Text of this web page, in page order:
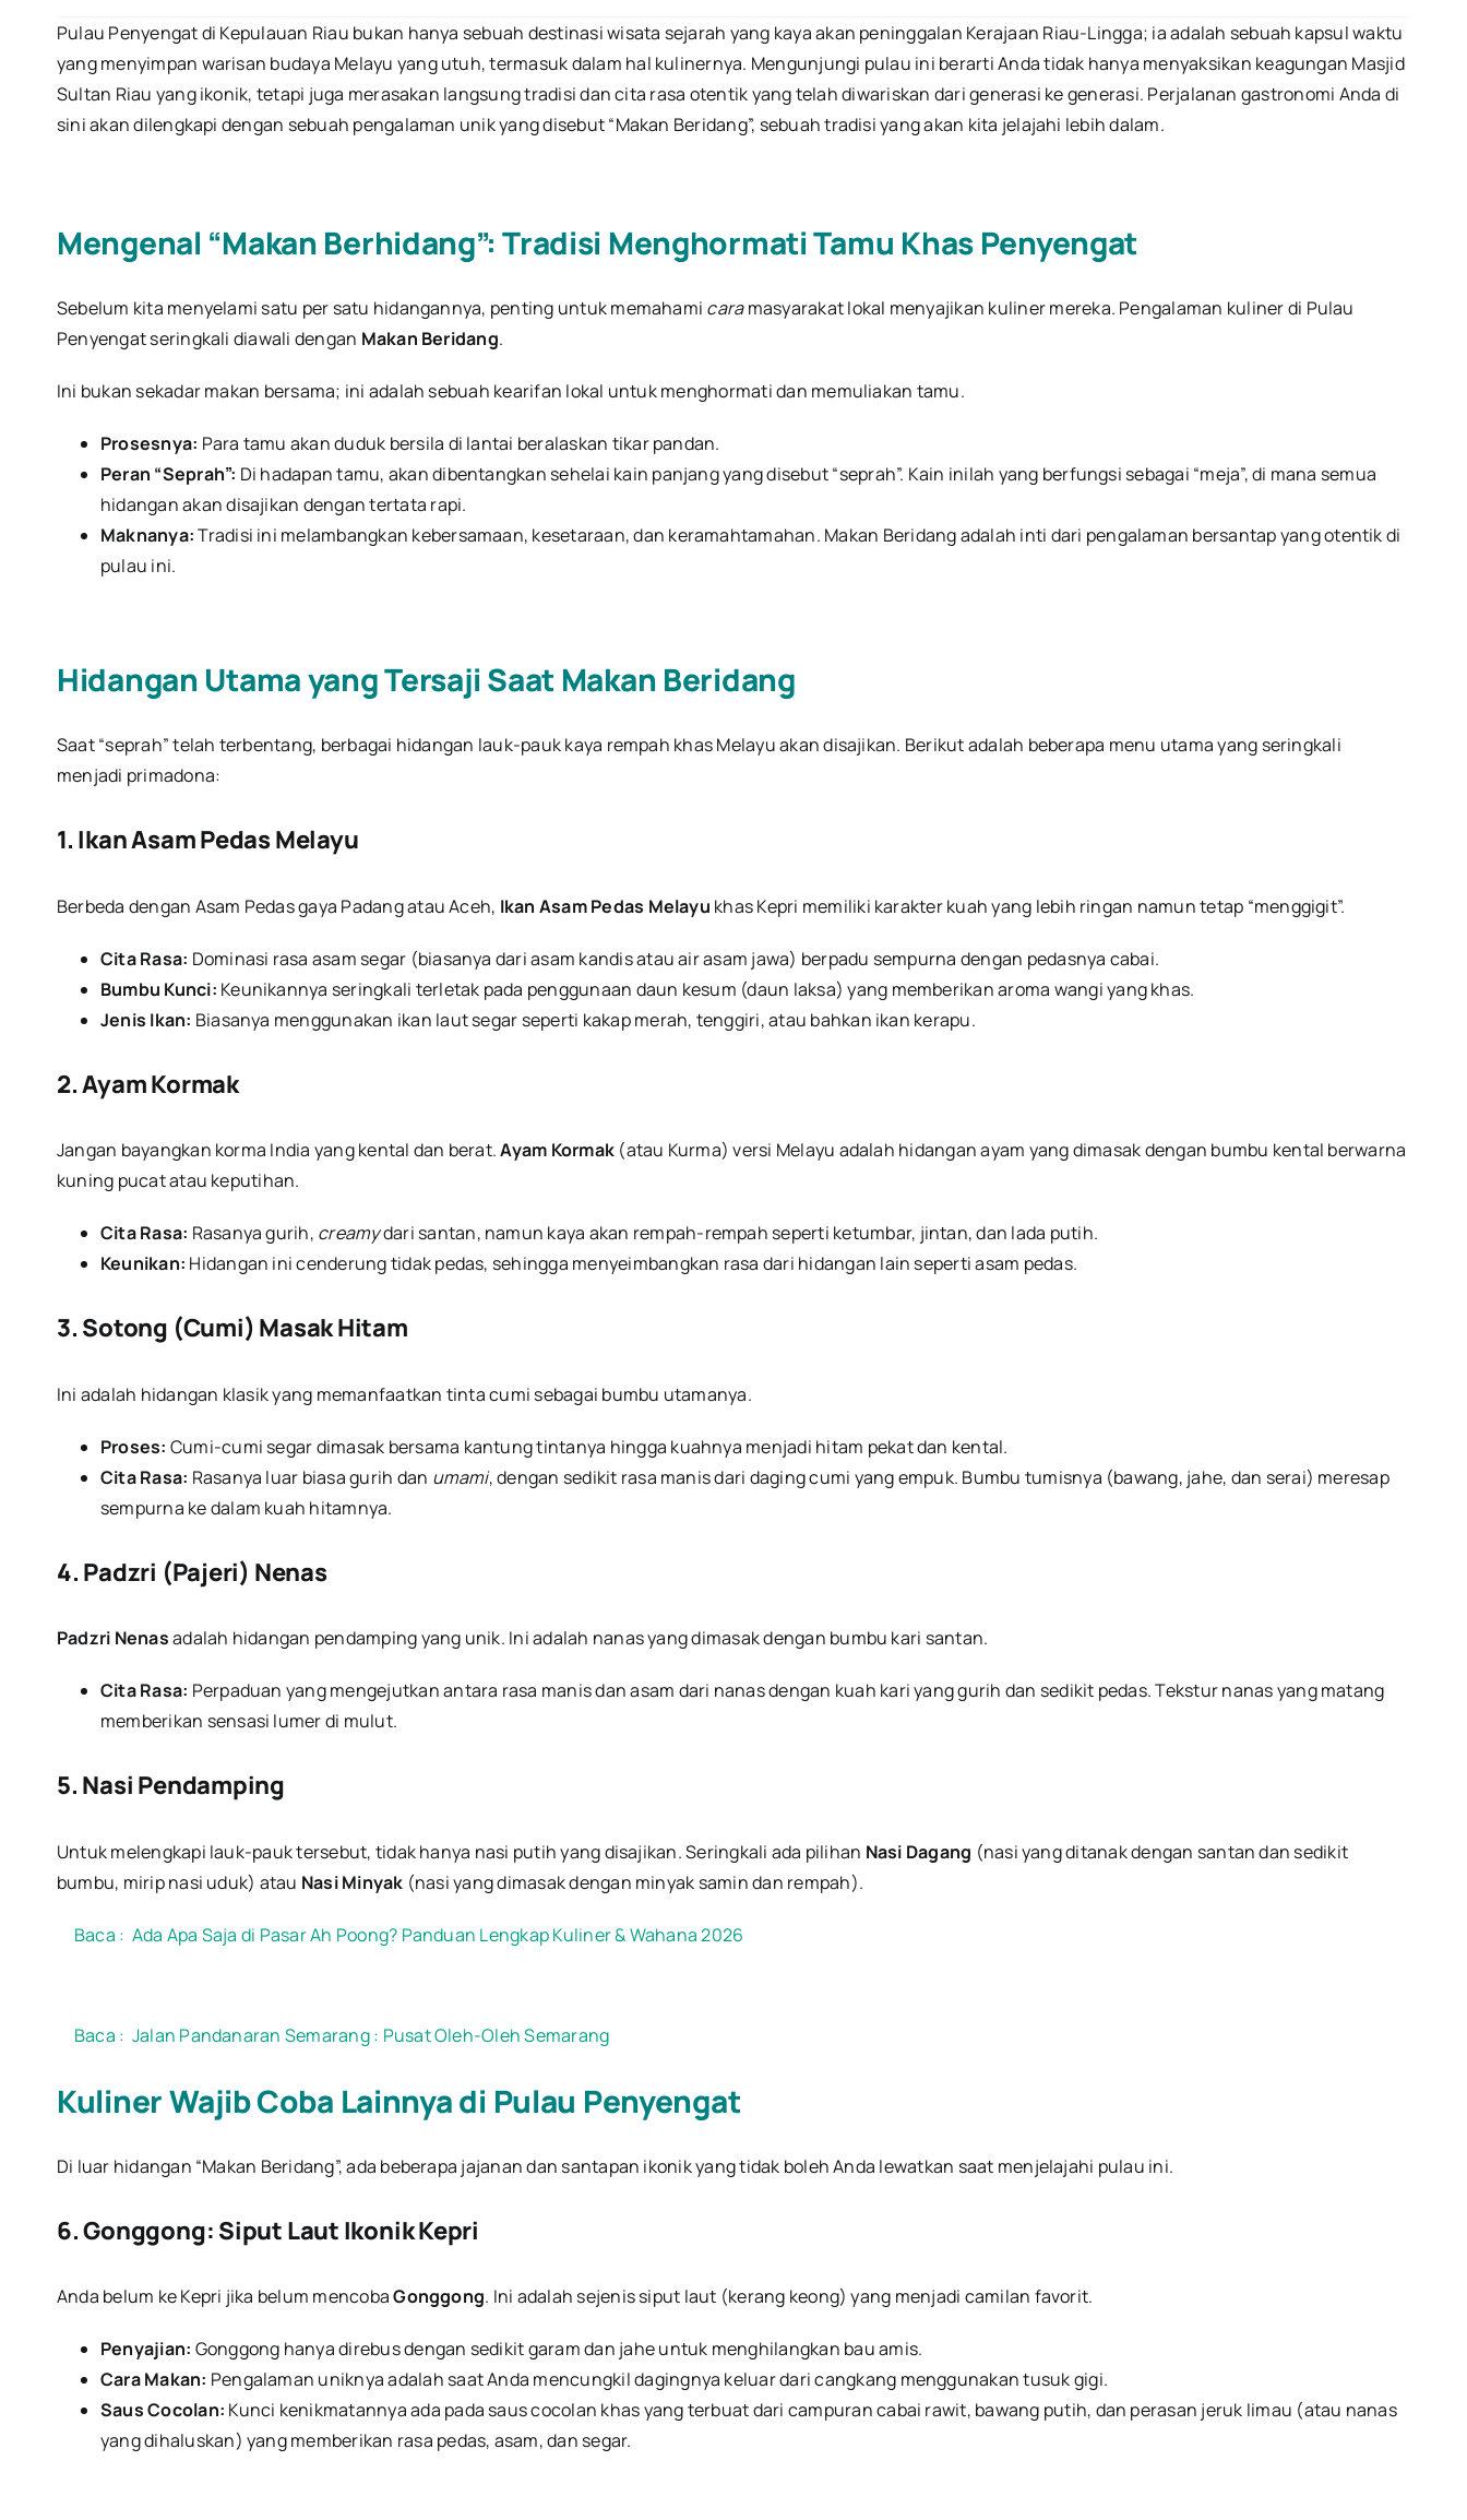
Pulau Penyengat di Kepulauan Riau bukan hanya sebuah destinasi wisata sejarah yang kaya akan peninggalan Kerajaan Riau-Lingga; ia adalah sebuah kapsul waktu
yang menyimpan warisan budaya Melayu yang utuh, termasuk dalam hal kulinernya. Mengunjungi pulau ini berarti Anda tidak hanya menyaksikan keagungan Masjid
Sultan Riau yang ikonik, tetapi juga merasakan langsung tradisi dan cita rasa otentik yang telah diwariskan dari generasi ke generasi. Perjalanan gastronomi Anda di
sini akan dilengkapi dengan sebuah pengalaman unik yang disebut “Makan Beridang”, sebuah tradisi yang akan kita jelajahi lebih dalam.
Mengenal “Makan Berhidang”: Tradisi Menghormati Tamu Khas Penyengat
Sebelum kita menyelami satu per satu hidangannya, penting untuk memahami caramasyarakat lokal menyajikan kuliner mereka. Pengalaman kuliner di Pulau
Penyengat seringkali diawali dengan Makan Beridang.
Ini bukan sekadar makan bersama; ini adalah sebuah kearifan lokal untuk menghormati dan memuliakan tamu.
Prosesnya: Para tamu akan duduk bersila di lantai beralaskan tikar pandan.
Peran “Seprah”: Di hadapan tamu, akan dibentangkan sehelai kain panjang yang disebut “seprah”. Kain inilah yang berfungsi sebagai “meja”, di mana semua
hidangan akan disajikan dengan tertata rapi.
Maknanya:Tradisi ini melambangkan kebersamaan, kesetaraan, dan keramahtamahan. Makan Beridang adalah inti dari pengalaman bersantap yang otentik di
pulau ini.
Hidangan Utama yang Tersaji Saat Makan Beridang
Saat “seprah” telah terbentang, berbagai hidangan lauk-pauk kaya rempah khas Melayu akan disajikan. Berikut adalah beberapa menu utama yang seringkali
menjadi primadona:
1. Ikan Asam Pedas Melayu
Berbeda dengan Asam Pedas gaya Padang atau Aceh, Ikan Asam Pedas Melayu khas Kepri memiliki karakter kuah yang lebih ringan namun tetap “menggigit”.
Cita Rasa: Dominasi rasa asam segar (biasanya dari asam kandis atau air asam jawa) berpadu sempurna dengan pedasnya cabai.
Bumbu Kunci: Keunikannya seringkali terletak pada penggunaan daun kesum (daun laksa) yang memberikan aroma wangi yang khas.
Jenis Ikan: Biasanya menggunakan ikan laut segar seperti kakap merah, tenggiri, atau bahkan ikan kerapu.
2. Ayam Kormak
Jangan bayangkan korma India yang kental dan berat.Ayam Kormak (atau Kurma) versi Melayu adalah hidangan ayam yang dimasak dengan bumbu kental berwarna
kuning pucat atau keputihan.
Cita Rasa: Rasanya gurih, creamydari santan, namun kaya akan rempah-rempah seperti ketumbar, jintan, dan lada putih.
Keunikan: Hidangan ini cenderung tidak pedas, sehingga menyeimbangkan rasa dari hidangan lain seperti asam pedas.
3. Sotong (Cumi) Masak Hitam
Ini adalah hidangan klasik yang memanfaatkan tinta cumi sebagai bumbu utamanya.
Proses: Cumi-cumi segar dimasak bersama kantung tintanya hingga kuahnya menjadi hitam pekat dan kental.
Cita Rasa: Rasanya luar biasa gurih dan umami, dengan sedikit rasa manis dari daging cumi yang empuk. Bumbu tumisnya (bawang, jahe, dan serai) meresap
sempurna ke dalam kuah hitamnya.
4. Padzri (Pajeri) Nenas
Padzri Nenasadalah hidangan pendamping yang unik. Ini adalah nanas yang dimasak dengan bumbu kari santan.
Cita Rasa: Perpaduan yang mengejutkan antara rasa manis dan asam dari nanas dengan kuah kari yang gurih dan sedikit pedas. Tekstur nanas yang matang
memberikan sensasi lumer di mulut.
5. Nasi Pendamping
Untuk melengkapi lauk-pauk tersebut, tidak hanya nasi putih yang disajikan. Seringkali ada pilihan Nasi Dagang (nasi yang ditanak dengan santan dan sedikit
bumbu, mirip nasi uduk) atau Nasi Minyak (nasi yang dimasak dengan minyak samin dan rempah).
Baca : Ada Apa Saja di Pasar Ah Poong? Panduan Lengkap Kuliner & Wahana 2026
Baca : Jalan Pandanaran Semarang : Pusat Oleh-Oleh Semarang
Kuliner Wajib Coba Lainnya di Pulau Penyengat
Di luar hidangan “Makan Beridang”, ada beberapa jajanan dan santapan ikonik yang tidak boleh Anda lewatkan saat menjelajahi pulau ini.
6. Gonggong: Siput Laut Ikonik Kepri
Anda belum ke Kepri jika belum mencobaGonggong. Ini adalah sejenis siput laut (kerang keong) yang menjadi camilan favorit.
Penyajian: Gonggong hanya direbus dengan sedikit garam dan jahe untuk menghilangkan bau amis.
Cara Makan: Pengalaman uniknya adalah saat Anda mencungkil dagingnya keluar dari cangkang menggunakan tusuk gigi.
Saus Cocolan: Kunci kenikmatannya ada pada saus cocolan khas yang terbuat dari campuran cabai rawit, bawang putih, dan perasan jeruk limau (atau nanas
yang dihaluskan) yang memberikan rasa pedas, asam, dan segar.